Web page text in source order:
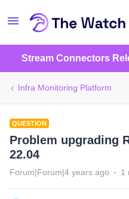
Stream Connectors
Infra Monitoring Platform
QUESTION
Problem upgrading
22.04
Forum|Forum|4 years ago 1